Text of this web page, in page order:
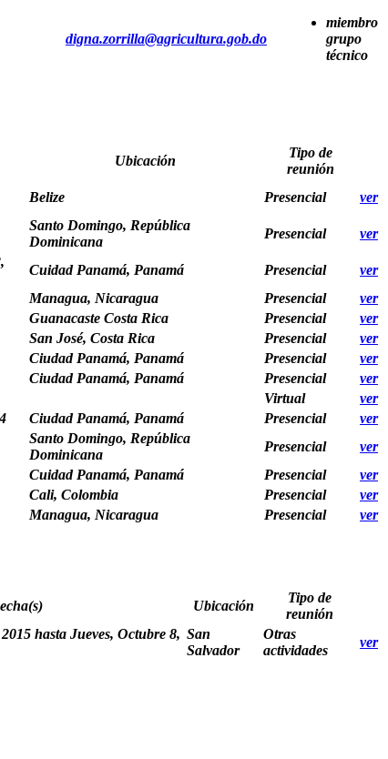
digna.zorrilla@agricultura.gob.do
miembro
grupo
técnico
Ubicación
Tipo de
reunión
Belize Presencial
ver
Santo Domingo, República
Dominicana
Presencial ver
Cuidad Panamá, Panamá Presencial
ver
Managua, Nicaragua Presencial
ver
Guanacaste Costa Rica Presencial
ver
San José, Costa Rica Presencial
ver
Ciudad Panamá, Panamá Presencial
ver
Ciudad Panamá, Panamá Presencial
ver
Virtual
ver
Ciudad Panamá, Panamá Presencial
ver
Santo Domingo, República
Dominicana
Presencial
ver
Cuidad Panamá, Panamá Presencial
ver
Cali, Colombia Presencial
ver
Managua, Nicaragua Presencial ver
Ubicación
Tipo de
reunión
hasta Jueves, Octubre 8, San
Salvador
Otras
actividades
ver